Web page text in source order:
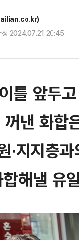
2024.07.21 20:45
틀 앞두
꺼낸 화
·지지층
해낼 유